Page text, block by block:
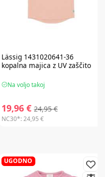
Lässig1431020641-36
kopalna majica z UV zaščito
Na voljo takoj
19,96 € 24,95 €
NC30*:24,95 €
UGODNO